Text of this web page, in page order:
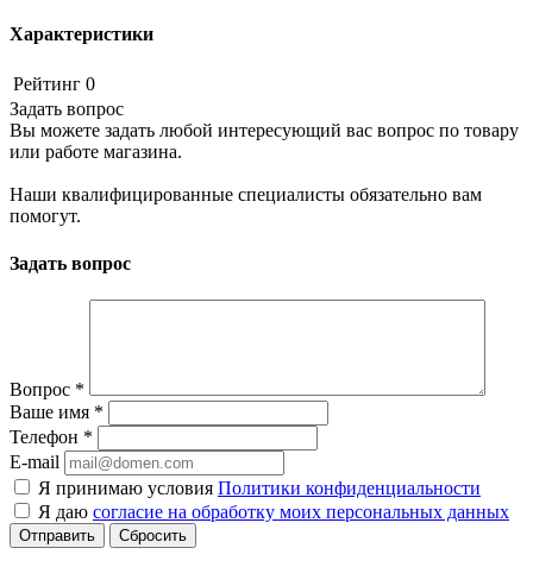
Характеристики
Рейтинг 0
Задать вопрос
Вы можете задать любой интересующий вас вопрос по товару
или работе магазина.
Наши квалифицированные специалисты обязательно вам
помогут.
Задать вопрос
Вопрос *
Ваше имя *
Телефон *
E-mail
Я принимаю условия Политики конфиденциальности
Я даю согласие на обработку моих персональных данных
Сбросить